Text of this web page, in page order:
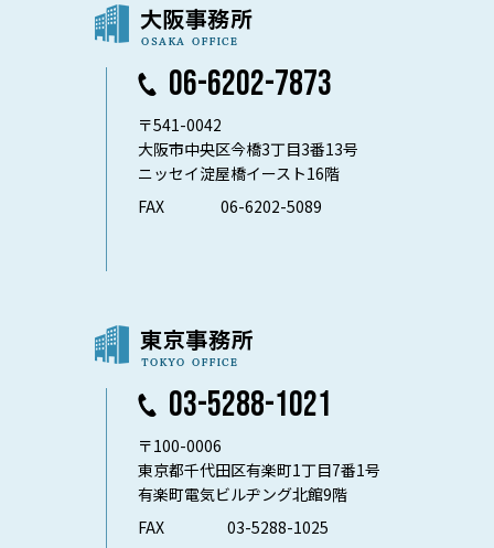
06-6202-7873
〒541-0042
大阪市中央区今橋3丁目3番13号
ニッセイ淀屋橋イースト16階
FAX
06-6202-5089
03-5288-1021
〒100-0006
東京都千代田区有楽町1丁目7番1号
有楽町電気ビルヂング北館9階
FAX
03-5288-1025